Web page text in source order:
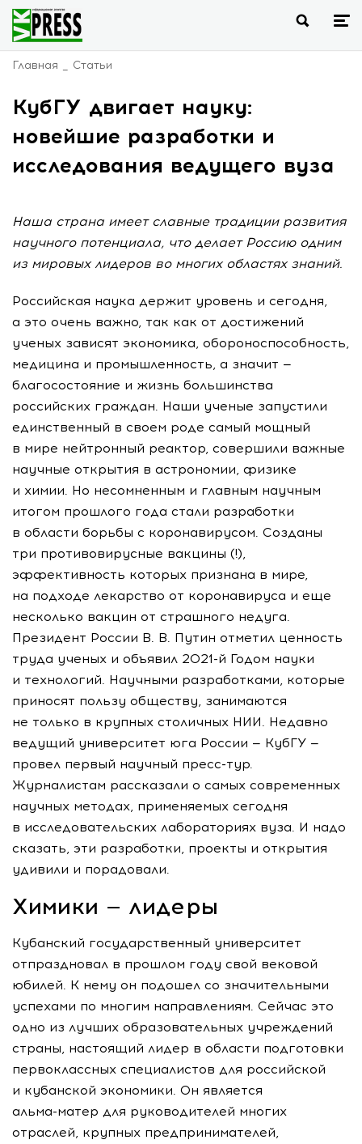
Главная Статьи
КубГУ двигает науку:
новейшие разработки и
исследования ведущего вуза
Наша страна имеет славные традиции развития
научного потенциала, что делает Россию одним
из мировых лидеров во многих областях знаний.
Российская наука держит уровень и сегодня,
а это очень важно, так как от достижений
ученых зависят экономика, обороноспособность,
медицина и промышленность, а значит —
благосостояние и жизнь большинства
российских граждан. Наши ученые запустили
единственный в своем роде самый мощный
в мире нейтронный реактор, совершили важные
научные открытия в астрономии, физике
и химии. Но несомненным и главным научным
итогом прошлого года стали разработки
в области борьбы с коронавирусом. Созданы
три противовирусные вакцины (!),
эффективность которых признана в мире,
на подходе лекарство от коронавируса и еще
несколько вакцин от страшного недуга.
Президент России В. В. Путин отметил ценность
труда ученых и объявил 2021-й Годом науки
и технологий. Научными разработками, которые
приносят пользу обществу, занимаются
не только в крупных столичных НИИ. Недавно
ведущий университет юга России — КубГУ —
провел первый научный пресс-тур.
Журналистам рассказали о самых современных
научных методах, применяемых сегодня
в исследовательских лабораториях вуза. И надо
сказать, эти разработки, проекты и открытия
удивили и порадовали.
Химики — лидеры
Кубанский государственный университет
отпраздновал в прошлом году свой вековой
юбилей. К нему он подошел со значительными
успехами по многим направлениям. Сейчас это
одно из лучших образовательных учреждений
страны, настоящий лидер в области подготовки
первоклассных специалистов для российской
и кубанской экономики. Он является
альма-матер для руководителей многих
отраслей, крупных предпринимателей,